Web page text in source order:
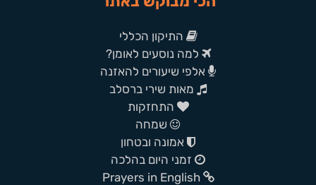
התיקון הכללי
למה נוסעים לאומן?
אלפי שיעורים להאזנה
מאות שירי ברסלב
התחזקות
שמחה
אמונה ובטחון
זמני היום בהלכה
Prayers in English